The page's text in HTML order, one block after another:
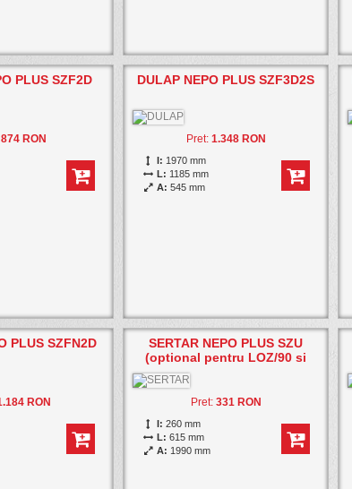
PLUS SZF2D
RON
DULAP NEPO PLUS SZF3D2S
Pret:1.348 RON
I: 1970 mm
L: 1185 mm
A: 545 mm
PLUS SZFN2D
RON
SERTAR NEPO PLUS SZU
(optional pentru LOZ/90 si
Pret:331 RON
I: 260 mm
L: 615 mm
A: 1990 mm